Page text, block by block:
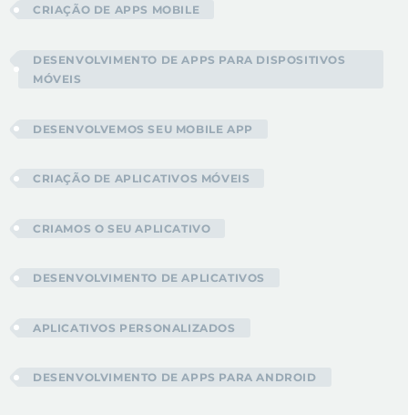
CRIAÇÃO DE APPS MOBILE
DESENVOLVIMENTO DE APPS PARA DISPOSITIVOS
MÓVEIS
DESENVOLVEMOS SEU MOBILE APP
CRIAÇÃO DE APLICATIVOS MÓVEIS
CRIAMOS O SEU APLICATIVO
DESENVOLVIMENTO DE APLICATIVOS
APLICATIVOS PERSONALIZADOS
DESENVOLVIMENTO DE APPS PARA ANDROID